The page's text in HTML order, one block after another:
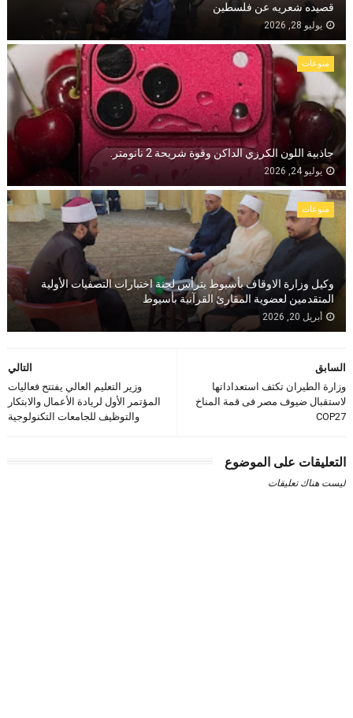
قصيده شعريه عن فلسطين
يوليو 28, 2026
منوعات
جاذبية اللون الكرزي الداكن وقوة شريحة 2 نانومتر.
يوليو 24, 2026
منوعات
وكيل وزارة الاوقاف بأسيوط يترأس لجنة اختبارات التصفيات الأولية
المتقدمين لعضوية المقارئ القرآنية بأسيوط
أبريل 20, 2026
التالي
وزير التعليم العالي يفتتح فعاليات
المؤتمر الأول لريادة الأعمال والابتكار
والتوظيف للجامعات التكنولوجية
السابق
وزارة الطيران تكثف استعداداتها
لاستقبال ضيوف مصر فى قمة المناخ
COP27
التعليقات على الموضوع
ليست هناك تعليقات